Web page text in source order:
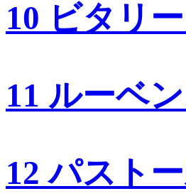
10 ビタリ
11 ルーベ
12 パスト